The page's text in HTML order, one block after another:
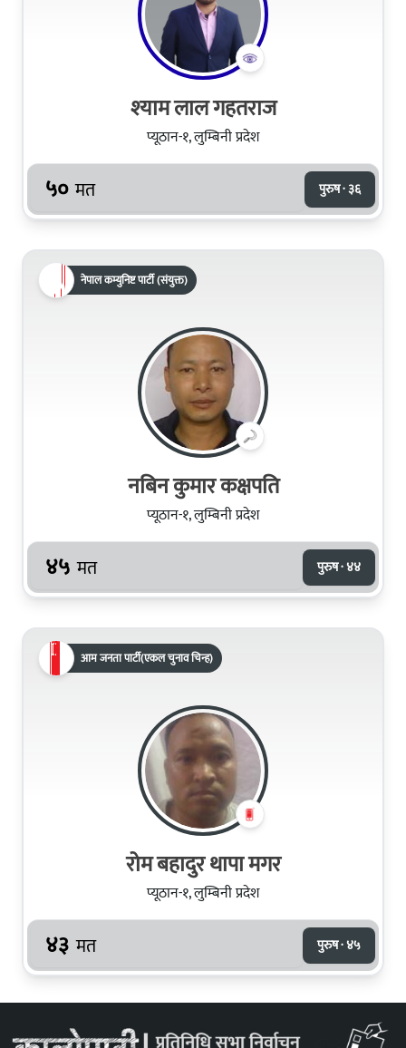
श्‍याम लाल गहतराज
प्यूठान-१, लुम्बिनी प्रदेश
५० मत पुरुष · ३६
नेपाल कम्युनिष्ट पार्टी (संयुक्त)
नबिन कुमार कक्षपति
प्यूठान-१, लुम्बिनी प्रदेश
४५ मत पुरुष · ४४
आम जनता पार्टी(एकल चुनाव चिन्ह)
रोम बहादुर थापा मगर
प्यूठान-१, लुम्बिनी प्रदेश
४३ मत पुरुष · ४५